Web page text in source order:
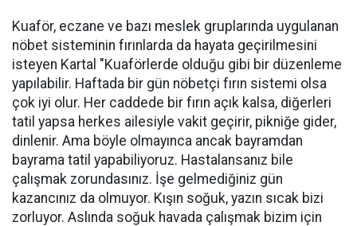
Kuaför, eczane ve bazı meslek gruplarında uygulanan
nöbet sisteminin fırınlarda da hayata geçirilmesini
isteyen Kartal "Kuaförlerde olduğu gibi bir düzenleme
yapılabilir. Haftada bir gün nöbetçi fırın sistemi olsa
çok iyi olur. Her caddede bir fırın açık kalsa, diğerleri
tatil yapsa herkes ailesiyle vakit geçirir, pikniğe gider,
dinlenir. Ama böyle olmayınca ancak bayramdan
bayrama tatil yapabiliyoruz. Hastalansanız bile
çalışmak zorundasınız. İşe gelmediğiniz gün
kazancınız da olmuyor. Kışın soğuk, yazın sıcak bizi
zorluyor. Aslında soğuk havada çalışmak bizim için